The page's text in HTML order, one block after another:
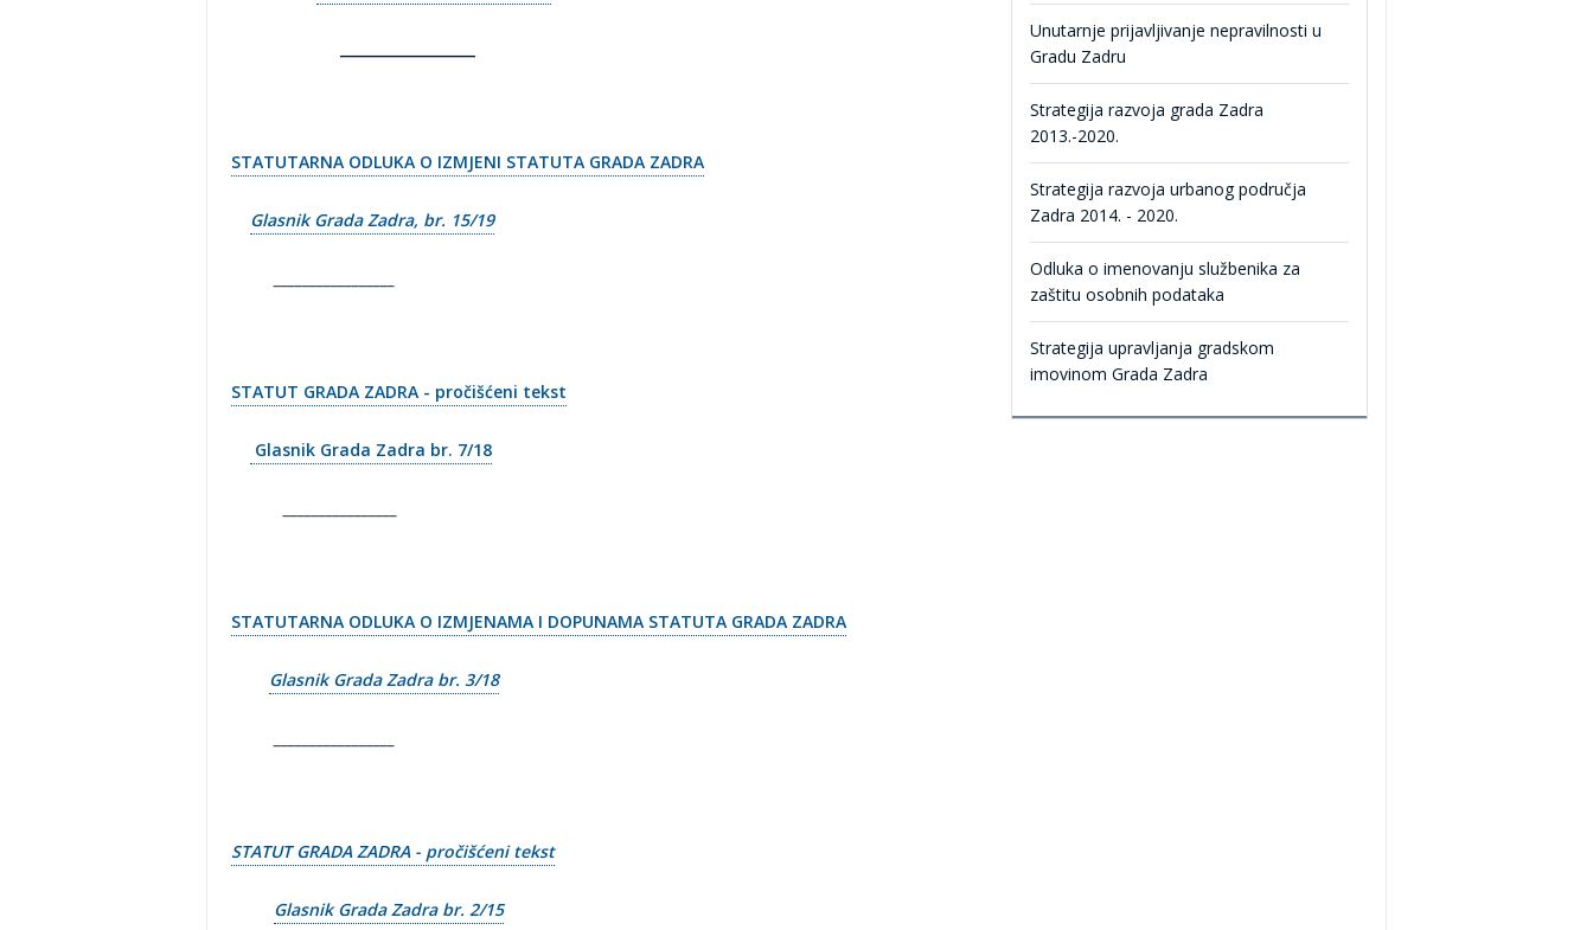
STATUTARNA ODLUKA O IZMJENI STATUTA GRADA ZADRA
Glasnik Grada Zadra, br. 15/19
STATUT GRADA ZADRA - pročišćeni tekst
Glasnik Grada Zadra br. 7/18
STATUTARNA ODLUKA O IZMJENAMA I DOPUNAMA STATUTA GRADA ZADRA
Glasnik Grada Zadra br. 3/18
STATUT GRADA ZADRA - pročišćeni tekst
Glasnik Grada Zadra br. 2/15
Unutarnje prijavljivanje nepravilnosti u
Gradu Zadru
Strategija razvoja grada Zadra
2013.-2020.
Strategija razvoja urbanog područja
Zadra 2014. - 2020.
Odluka o imenovanju službenika za
zaštitu osobnih podataka
Strategija upravljanja gradskom
imovinom Grada Zadra